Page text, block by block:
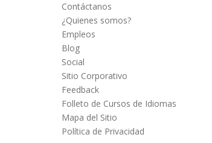
Contáctanos
¿Quienes somos?
Empleos
Blog
Social
Sitio Corporativo
Feedback
Folleto de Cursos de Idiomas
Mapa del Sitio
Política de Privacidad